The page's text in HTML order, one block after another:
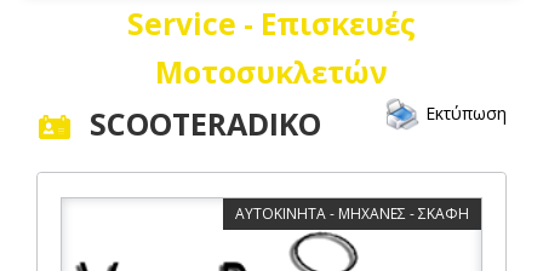
Service - Επισκευές
Μοτοσυκλετών
SCOOTERADIKO Εκτύπωση
ΑΥΤΟΚΙΝΗΤΑ - ΜΗΧΑΝΕΣ - ΣΚΑΦΗ